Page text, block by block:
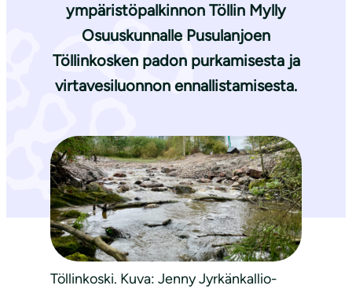
ympäristöpalkinnon Töllin Mylly
Osuuskunnalle Pusulanjoen
Töllinkosken padon purkamisesta ja
virtavesiluonnon ennallistamisesta.
Töllinkoski. Kuva: Jenny Jyrkänkallio-